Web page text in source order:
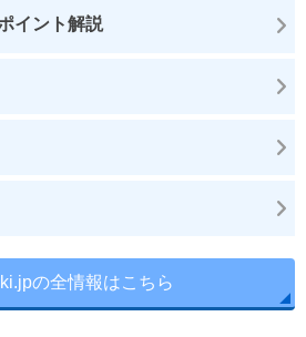
イント解説
の全情報はこちら